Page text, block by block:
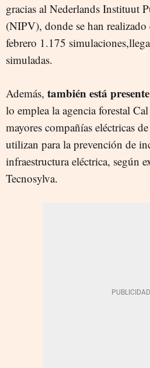
gracias al Nederlands Instituut
(NIPV), donde se han
febrero 1.175
simuladas.
Además, también está
lo emplea la agencia forestal
mayores compañías eléctricas
utilizan para la prevención de
infraestructura eléctrica, según
Tecnosylva.